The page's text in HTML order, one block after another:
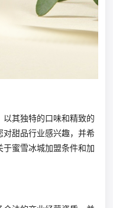
其独特的口味和精致的
甜品行业感兴趣，并希
蜜雪冰城加盟条件和加